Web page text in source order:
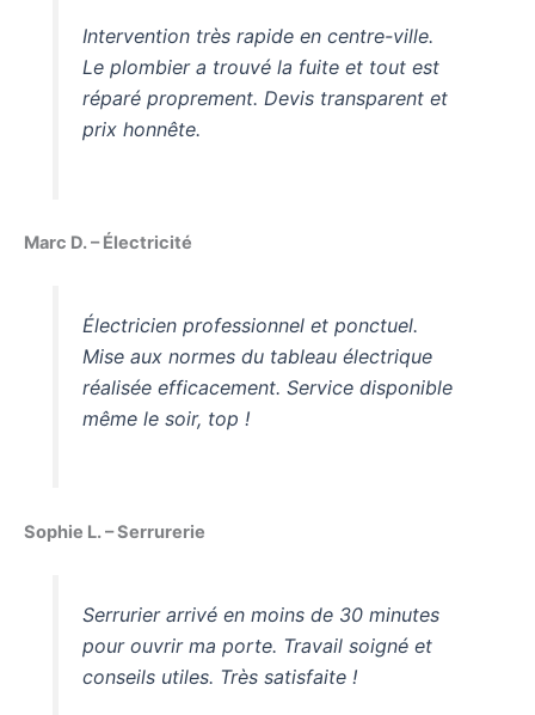
Intervention très rapide en centre-ville.
Le plombier a trouvé la fuite et tout est
réparé proprement. Devis transparent et
prix honnête.
Marc D. – Électricité
Électricien professionnel et ponctuel.
Mise aux normes du tableau électrique
réalisée efficacement. Service disponible
même le soir, top !
Sophie L. – Serrurerie
Serrurier arrivé en moins de 30 minutes
pour ouvrir ma porte. Travail soigné et
conseils utiles. Très satisfaite !